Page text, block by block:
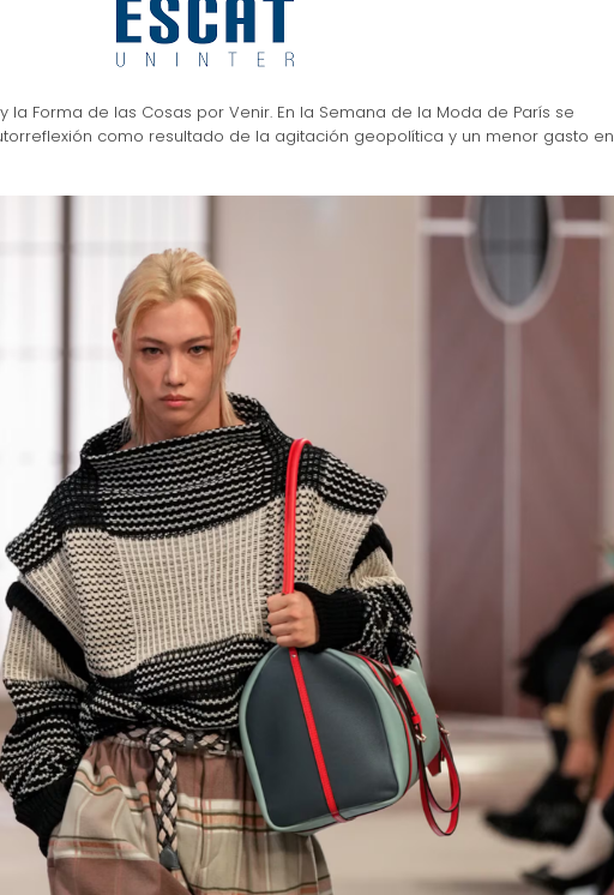
la Forma de las Cosas por Venir. En la Semana de la Moda de París se
como resultado de la agitación geopolítica y un menor gasto en